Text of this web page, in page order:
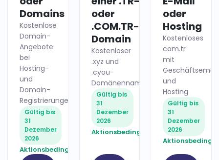
Domains
Kostenlose
Domain-
Angebote
bei
Hosting-
und
Domain-
Registrierungen
Gültig bis
31
Dezember
2026
Aktionsbedingungen
oder
.COM.TR-
Domain
Kostenloser
.xyz und
.cyou-
Domänenname!
Gültig bis
31
Dezember
2026
Aktionsbedingungen
oder
Hosting
Kostenloses
com.tr
mit
Geschäftsemail
und
Hosting
Gültig bis
31
Dezember
2026